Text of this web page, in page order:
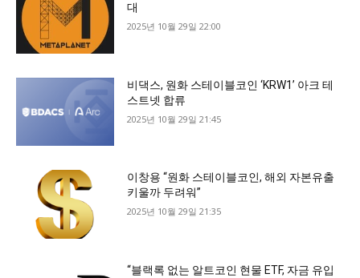
대
2025년 10월 29일 22:00
비댁스, 원화 스테이블코인 ‘KRW1’ 아크 테
스트넷 합류
2025년 10월 29일 21:45
이창용 “원화 스테이블코인, 해외 자본유출
키울까 두려워”
2025년 10월 29일 21:35
“블랙록 없는 알트코인 현물 ETF, 자금 유입